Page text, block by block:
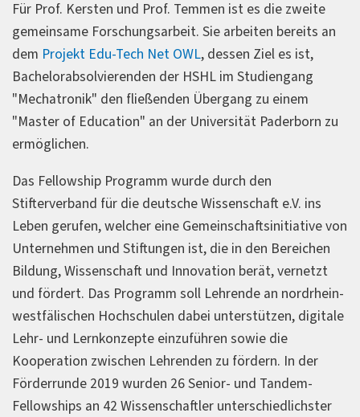
Für Prof. Kersten und Prof. Temmen ist es die zweite
gemeinsame Forschungsarbeit. Sie arbeiten bereits an
dem Projekt Edu-Tech Net OWL, dessen Ziel es ist,
Bachelorabsolvierenden der HSHL im Studiengang
"Mechatronik" den fließenden Übergang zu einem
"Master of Education" an der Universität Paderborn zu
ermöglichen.
Das Fellowship Programm wurde durch den
Stifterverband für die deutsche Wissenschaft e.V. ins
Leben gerufen, welcher eine Gemeinschaftsinitiative von
Unternehmen und Stiftungen ist, die in den Bereichen
Bildung, Wissenschaft und Innovation berät, vernetzt
und fördert. Das Programm soll Lehrende an nordrhein-
westfälischen Hochschulen dabei unterstützen, digitale
Lehr- und Lernkonzepte einzuführen sowie die
Kooperation zwischen Lehrenden zu fördern. In der
Förderrunde 2019 wurden 26 Senior- und Tandem-
Fellowships an 42 Wissenschaftler unterschiedlichster